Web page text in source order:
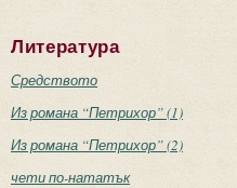
Литература
Средството
Из романа “Петрихор” (1)
Из романа “Петрихор” (2)
чети по-нататък